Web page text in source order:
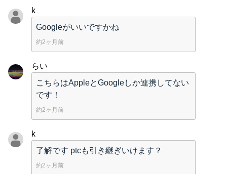
k
Googleがいいですかね
約2ヶ月前
らい
こちらはAppleとGoogleしか連携してない
です！
約2ヶ月前
k
了解です ptcも引き継ぎいけます？
約2ヶ月前